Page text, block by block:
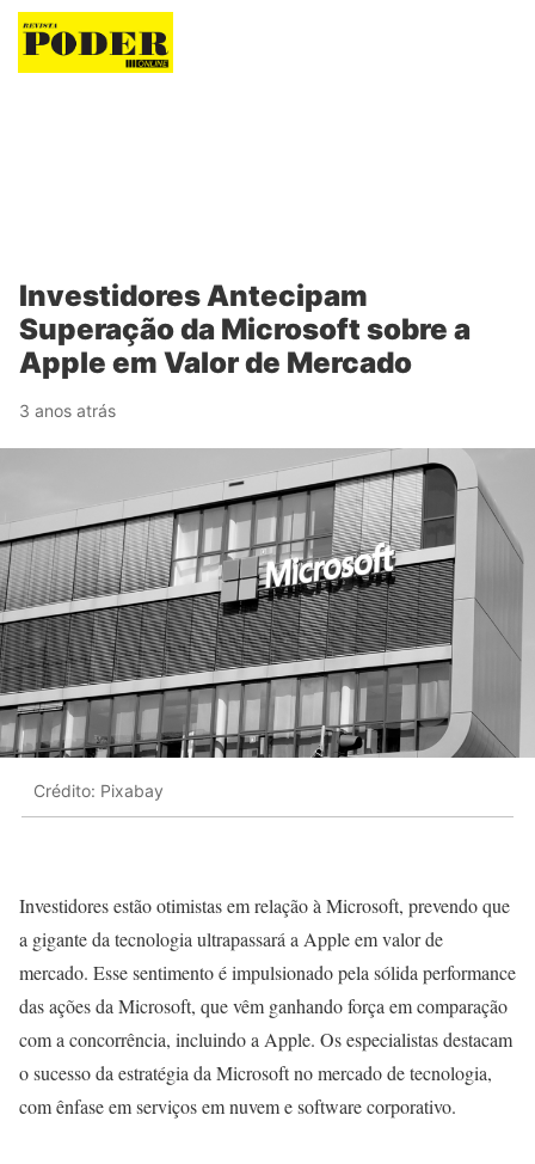
Revista Poder
Investidores Antecipam
Superação da Microsoft sobre a
Apple em Valor de Mercado
3 anos atrás
Crédito: Pixabay
Investidores estão otimistas em relação à Microsoft, prevendo que
a gigante da tecnologia ultrapassará a Apple em valor de
mercado. Esse sentimento é impulsionado pela sólida performance
das ações da Microsoft, que vêm ganhando força em comparação
com a concorrência, incluindo a Apple. Os especialistas destacam
o sucesso da estratégia da Microsoft no mercado de tecnologia,
com ênfase em serviços em nuvem e software corporativo.